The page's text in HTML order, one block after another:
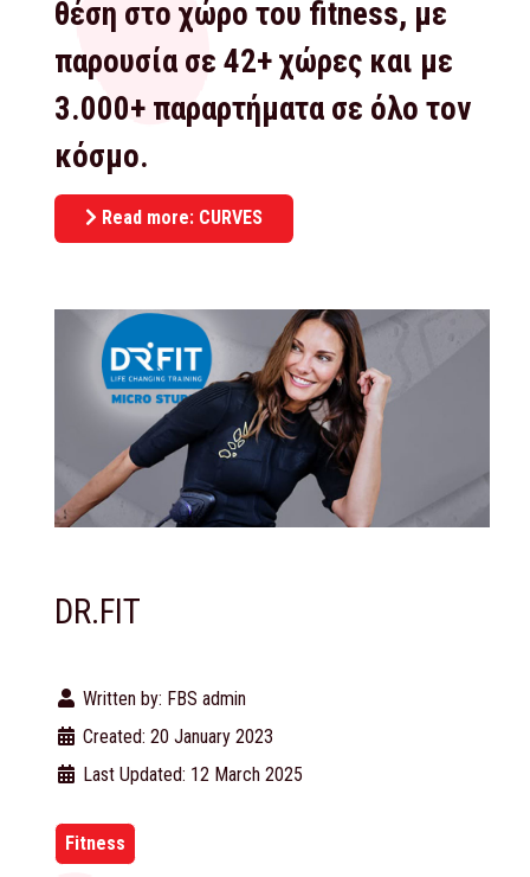
θέση στο χώρο του fitness, με
παρουσία σε 42+ χώρες και με
3.000+ παραρτήματα σε όλο τον
κόσμο.
Read more: CURVES
DR.FIT
Written by: FBS admin
Created: 20 January 2023
Last Updated: 12 March 2025
Fitness